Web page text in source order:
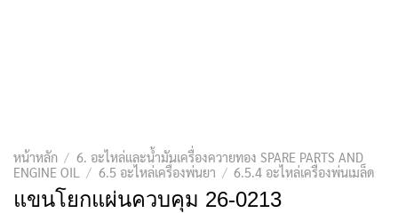
หน้าหลัก / 6. อะไหล่และน้ำมันเครื่องควายทอง SPARE PARTS AND
ENGINE OIL
/ 6.5 อะไหล่เครื่องพ่นยา / 6.5.4 อะไหล่เครื่องพ่นเมล็ด
แขนโยกแผ่นควบคุม 26-0213